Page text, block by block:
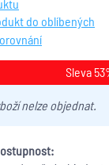
do oblíbených
Sleva
nelze objednat.